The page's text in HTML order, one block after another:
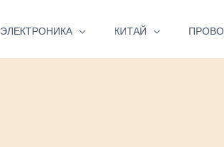
ЭЛЕКТРОНИКА КИТАЙ